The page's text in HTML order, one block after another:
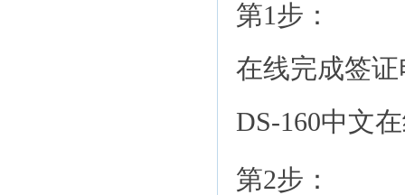
第1步：
在线完成签
DS-160中文
第2步：